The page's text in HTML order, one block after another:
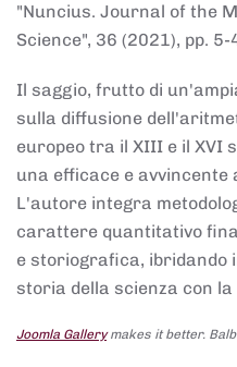
"Nuncius. Journal of the
Science", 36 (2021), pp. 5-
Il saggio, frutto di
sulla diffusione
europeo tra il XIII e il XVI
una efficace e
L'autore integra
carattere quantitativo
e storiografica, ibridando
storia della scienza con
Joomla Gallerymakes it better.